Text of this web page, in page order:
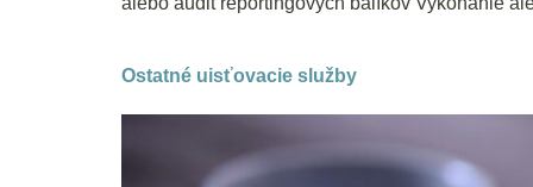
Ostatné uisťovacie služby